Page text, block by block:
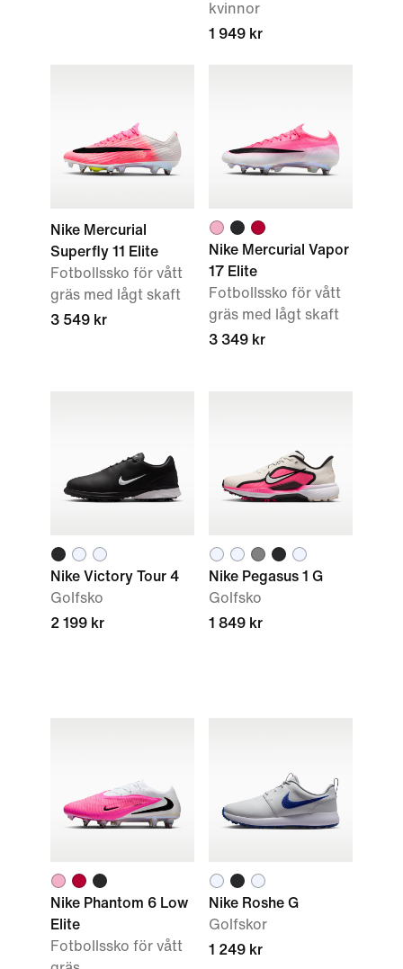
kvinnor
1 949 kr
Nike Mercurial
Superfly 11 Elite
Fotbollssko för vått
gräs med lågt skaft
3 549 kr
Nike Mercurial Vapor
17 Elite
Fotbollssko för vått
gräs med lågt skaft
3 349 kr
Nike Victory Tour 4
Golfsko
2 199 kr
Nike Pegasus 1 G
Golfsko
1 849 kr
Nike Phantom 6 Low
Elite
Fotbollssko för vått
Nike Roshe G
Golfskor
1 249 kr